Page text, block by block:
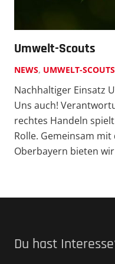
Umwelt-Scouts
NEWS, UMWELT-SCOUTS
Nachhal­tiger Einsatz
Uns auch!
rechtes Handeln
Rolle. Gemeinsam
Oberbayern bieten
Du hast